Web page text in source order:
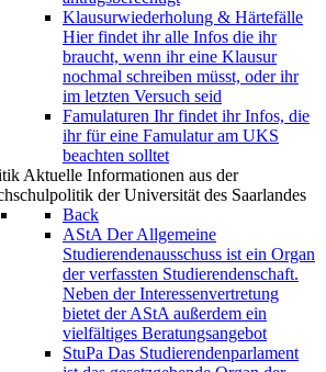
Klausurwiederholung & Härtefälle
Hier findet ihr alle Infos die ihr
braucht, wenn ihr eine Klausur
nochmal schreiben müsst, oder ihr
im letzten Versuch seid
Famulaturen Ihr findet ihr Infos, die
ihr für eine Famulatur am UKS
beachten solltet
Aktuelle Informationen aus der
der Universität des Saarlandes
Back
AStA Der Allgemeine
Studierendenausschuss ist ein Organ
der verfassten Studierendenschaft.
Neben der Interessenvertretung
bietet der AStA außerdem ein
vielfältiges Beratungsangebot
StuPa Das Studierendenparlament